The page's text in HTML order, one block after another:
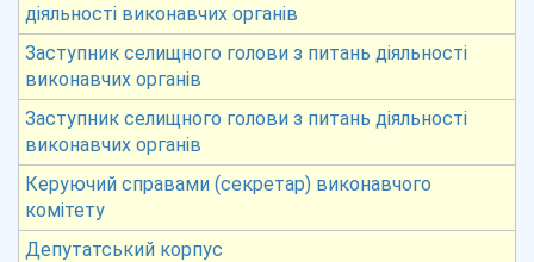
діяльності виконавчих органів
Заступник селищного голови з питань діяльності
виконавчих органів
Заступник селищного голови з питань діяльності
виконавчих органів
Керуючий справами (секретар) виконавчого
комітету
Депутатський корпус